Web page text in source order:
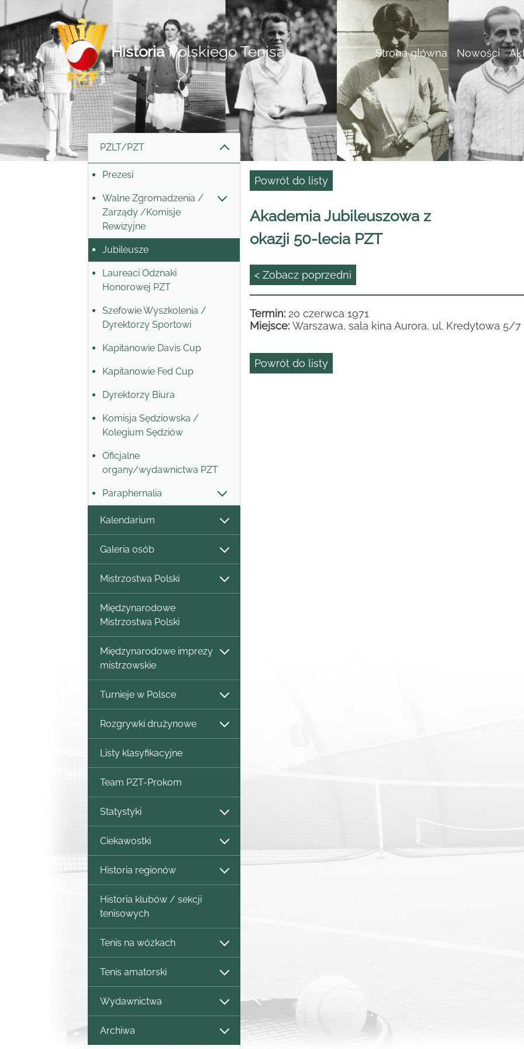
HistoriaPolskiego Tenisa Strona główna Nowości
PZLT/PZT
Prezesi
Walne Zgromadzenia /
Zarządy /Komisje
Rewizyjne
Jubileusze
Laureaci Odznaki
Honorowej PZT
Szefowie Wyszkolenia /
Dyrektorzy Sportowi
Kapitanowie Davis Cup
Kapitanowie Fed Cup
Dyrektorzy Biura
Komisja Sędziowska /
Kolegium Sędziów
Oficjalne
organy/wydawnictwa PZT
Paraphernalia
Kalendarium
Galeria osób
Mistrzostwa Polski
Międzynarodowe
Mistrzostwa Polski
Międzynarodowe imprezy
mistrzowskie
Turnieje w Polsce
Rozgrywki drużynowe
Listy klasyfikacyjne
Team PZT-Prokom
Statystyki
Ciekawostki
Historia regionów
Historia klubów / sekcji
tenisowych
Tenis na wózkach
Tenis amatorski
Wydawnictwa
Archiwa
Powrót do listy
Akademia Jubileuszowa z
okazji 50-lecia PZT
< Zobacz poprzedni
Termin: 20 czerwca 1971
Miejsce: Warszawa, sala kina Aurora, ul. Kredytowa 5/7
Powrót do listy